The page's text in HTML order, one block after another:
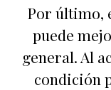
Por último,
puede
general. Al
condición